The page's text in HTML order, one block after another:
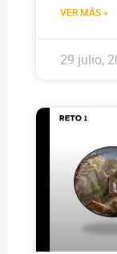
VER MÁS »
29 julio,